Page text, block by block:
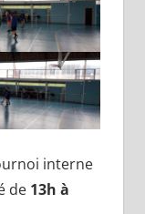
interne
de 13h à